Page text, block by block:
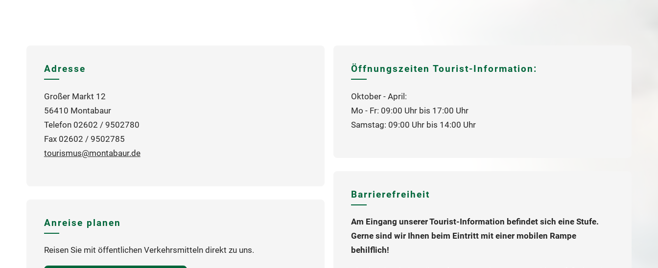
Adresse
Großer Markt 12
56410 Montabaur
Telefon 02602 / 9502780
Fax 02602 / 9502785
tourismus@montabaur.de
Anreise planen
Reisen Sie mit öffentlichen Verkehrsmitteln direkt zu uns.
Öffnungszeiten Tourist-Information:
Oktober - April:
Mo - Fr: 09:00 Uhr bis 17:00 Uhr
Samstag: 09:00 Uhr bis 14:00 Uhr
Barrierefreiheit
Am Eingang unserer Tourist-Information befindet sich eine Stufe.
Gerne sind wir Ihnen beim Eintritt mit einer mobilen Rampe
behilflich!